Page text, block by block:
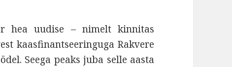
hea uudise – nimelt kinnitas
kaasfinantseeringuga Rakvere
Seega peaks juba selle aasta